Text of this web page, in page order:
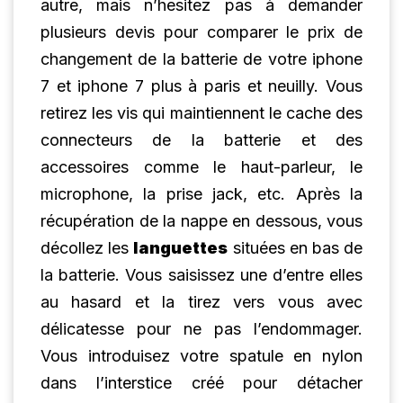
autre, mais n’hesitez pas à demander
plusieurs devis pour comparer le prix de
changement de la batterie de votre iphone
7 et iphone 7 plus à paris et neuilly. Vous
retirez les vis qui maintiennent le cache des
connecteurs de la batterie et des
accessoires comme le haut-parleur, le
microphone, la prise jack, etc. Après la
récupération de la nappe en dessous, vous
décollez les languettes situées en bas de
la batterie. Vous saisissez une d’entre elles
au hasard et la tirez vers vous avec
délicatesse pour ne pas l’endommager.
Vous introduisez votre spatule en nylon
dans l’interstice créé pour détacher